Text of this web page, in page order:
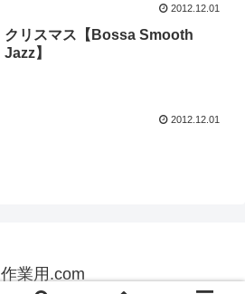
2012.12.01
クリスマス【Bossa Smooth
Jazz】
2012.12.01
作業用.com